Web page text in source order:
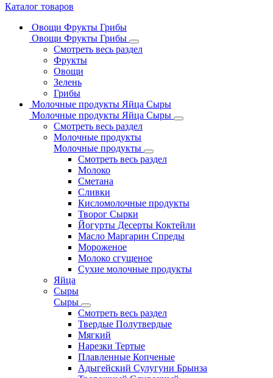
Каталог товаров
Овощи Фрукты Грибы
Овощи Фрукты Грибы
Смотреть весь раздел
Фрукты
Овощи
Зелень
Грибы
Молочные продукты Яйца Сыры
Молочные продукты Яйца Сыры
Смотреть весь раздел
Молочные продукты
Молочные продукты
Смотреть весь раздел
Молоко
Сметана
Сливки
Кисломолочные продукты
Творог Сырки
Йогурты Десерты Коктейли
Масло Маргарин Спреды
Мороженое
Молоко сгущеное
Сухие молочные продукты
Яйца
Сыры
Сыры
Смотреть весь раздел
Твердые Полутвердые
Мягкий
Нарезки Тертые
Плавленные Копченые
Адыгейский Сулугуни Брынза